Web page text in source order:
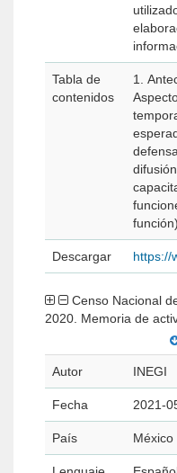
utilizados para
elaboración de los instrumentos de captación
Tabla de
contenidos
1. Antecedentes 2. Objetivos y aspectos
Aspectos metodológicos 2.3.1
temporal 2.3.5 Periodicidad 2.3.6 Clasificadores utilizados 2.3.7 Informantes 2.3.8 Instrumento de
esperados 3.
difusión,
Descargar https://
2020. Memoria de
Autor INEGI
Fecha 2021-
País México